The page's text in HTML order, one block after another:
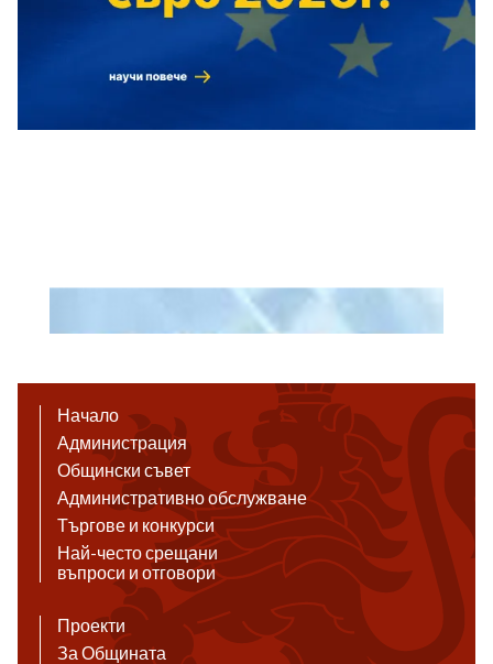
Начало
Администрация
Общински съвет
Административно обслужване
Търгове и конкурси
Най-често срещани
въпроси и отговори
Проекти
За Общината